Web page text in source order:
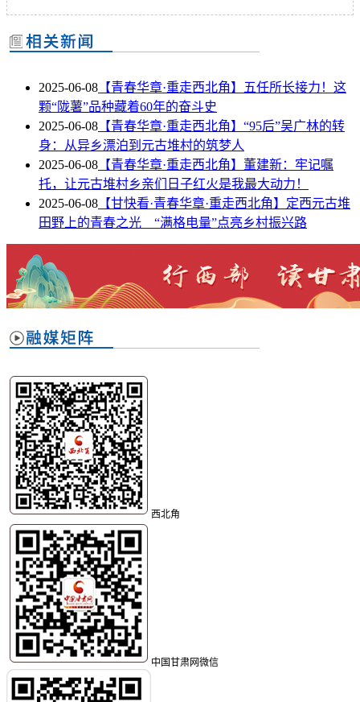
2025-06-08 【青春华章·重走西北角】五任所长接力！这
颗“陇薯”品种藏着60年的奋斗史
2025-06-08 【青春华章·重走西北角】“95后”吴广林的转
身：从异乡漂泊到元古堆村的筑梦人
2025-06-08 【青春华章·重走西北角】董建新：牢记嘱
托，让元古堆村乡亲们日子红火是我最大动力！
2025-06-08 【甘快看·青春华章·重走西北角】定西元古堆
田野上的青春之光 “满格电量”点亮乡村振兴路
西北角
中国甘肃网微信